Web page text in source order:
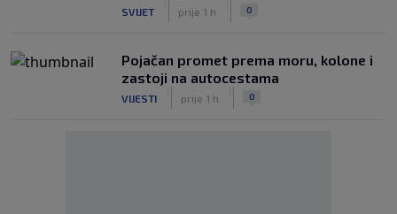
SVIJET prije 1 h 0
Pojačan promet prema moru, kolone i
zastoji na autocestama
VIJESTI prije 1 h 0